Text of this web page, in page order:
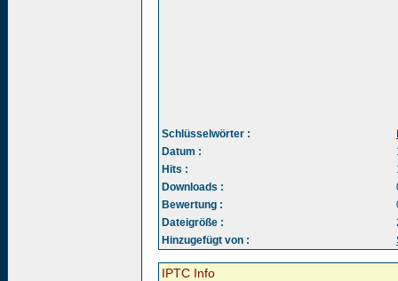
Schlüsselwörter :
Datum :
Hits :
Downloads :
Bewertung :
Dateigröße :
Hinzugefügt von :
IPTC Info